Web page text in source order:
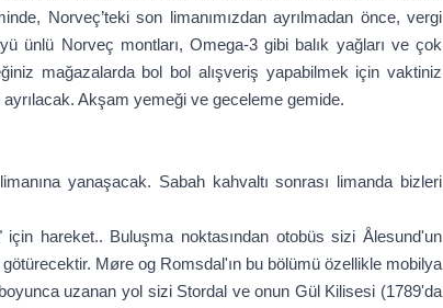
Norveç’teki son limanımızdan ayrılmadan önce, vergi
ünlü Norveç montları, Omega-3 gibi balık yağları ve çok
mağazalarda bol bol alışveriş yapabilmek için vaktiniz
Akşam yemeği ve geceleme gemide.
yanaşacak. Sabah kahvaltı sonrası limanda bizleri
hareket.. Buluşma noktasından otobüs sizi Ålesund'un
götürecektir. Møre og Romsdal'ın bu bölümü özellikle mobilya
uzanan yol sizi Stordal ve onun Gül Kilisesi (1789'da